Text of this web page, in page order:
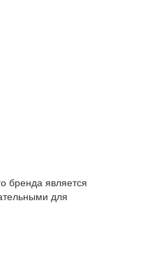
бренда является
для